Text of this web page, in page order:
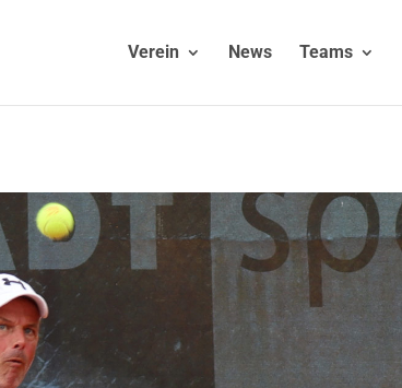
Verein News Teams